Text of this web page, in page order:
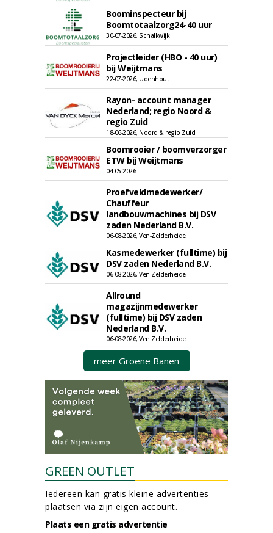
Boominspecteur bij
Boomtotaalzorg24-40 uur
30-07-2026, Schalkwijk
Projectleider (HBO - 40 uur)
bij Weijtmans
22-07-2026, Udenhout
Rayon- account manager
Nederland; regio Noord &
regio Zuid
18-06-2026, Noord & regio Zuid
Boomrooier / boomverzorger
ETW bij Weijtmans
04-05-2026
Proefveldmedewerker/
Chauffeur
landbouwmachines bij DSV
zaden Nederland B.V.
06-08-2026, Ven-Zelderheide
Kasmedewerker (fulltime) bij
DSV zaden Nederland B.V.
06-08-2026, Ven-Zelderheide
Allround
magazijnmedewerker
(fulltime) bij DSV zaden
Nederland B.V.
06-08-2026, Ven Zelderheide
meer Groene Banen
GREEN OUTLET
Iedereen kan gratis kleine advertenties
plaatsen via zijn eigen account.
Plaats een gratis advertentie